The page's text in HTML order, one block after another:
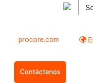
procore.com
Contáctenos